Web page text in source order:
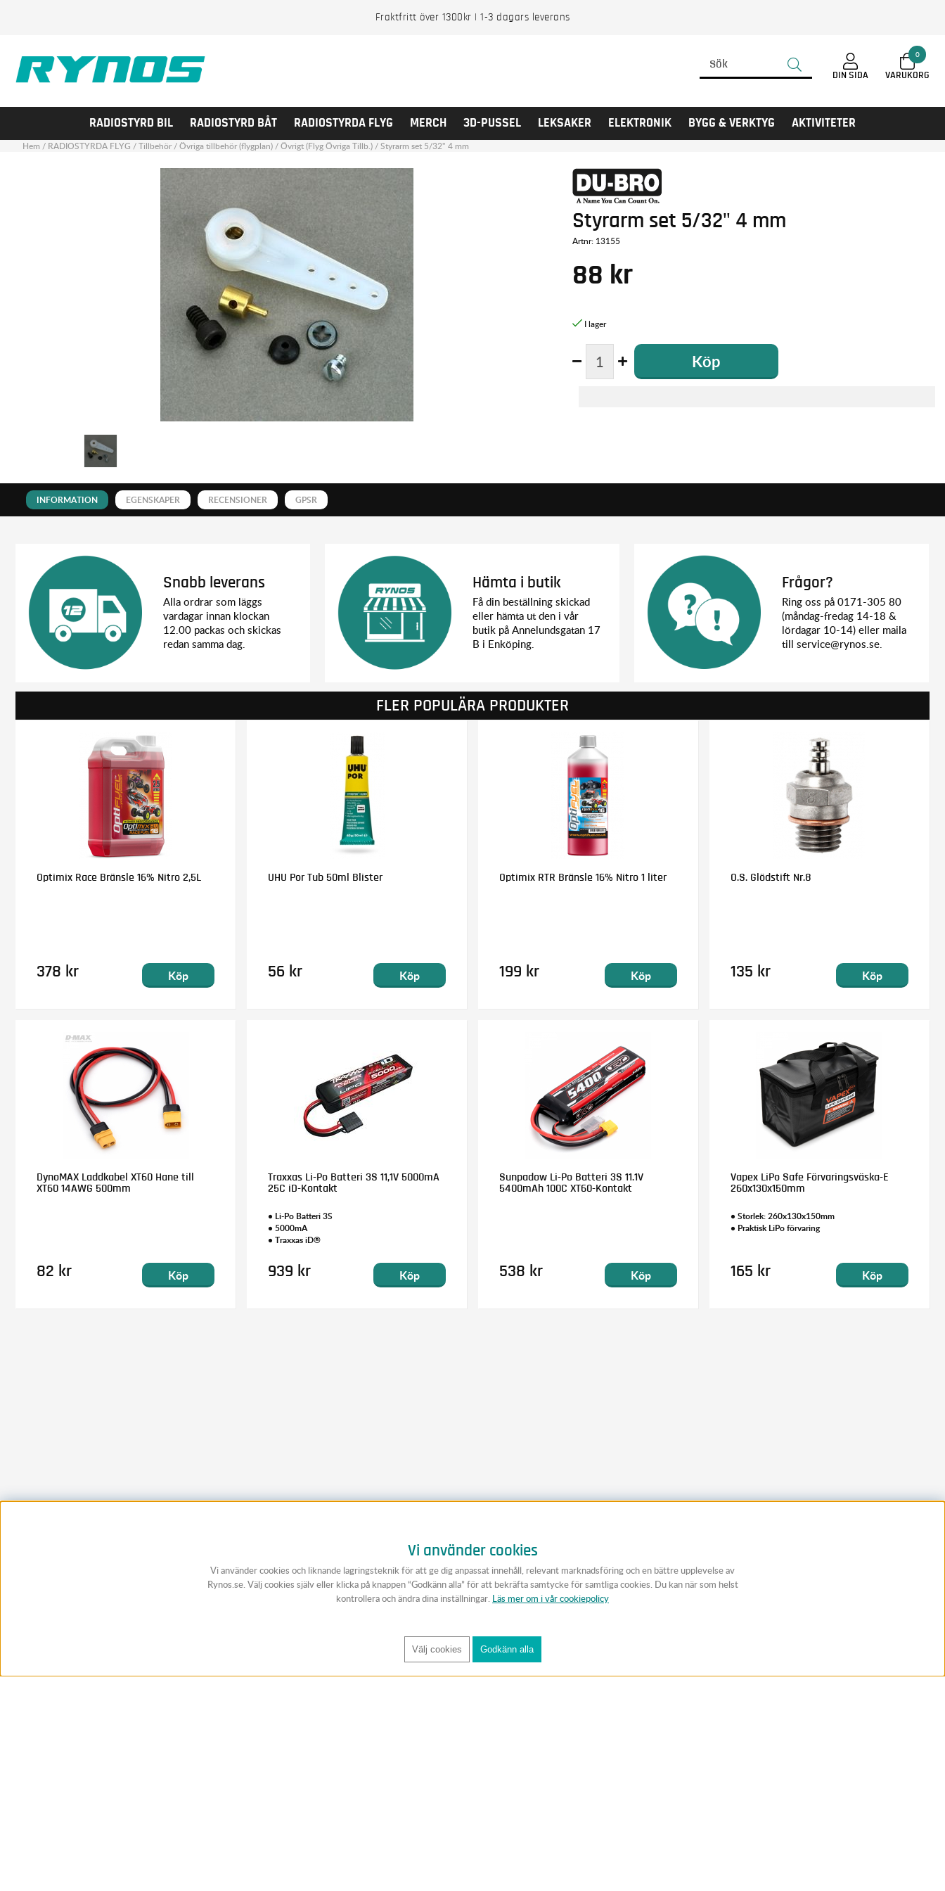
Fraktfritt över 1300kr | 1-3 dagars leverans
0
DIN SIDA
RADIOSTYRD BIL RADIOSTYRD BÅT RADIOSTYRDA FLYG MERCH 3D-PUSSEL LEKSAKER ELEKTRONIK BYGG & VERKTYG AKTIVITETER
Hem / RADIOSTYRDA FLYG /Tillbehör/Övriga tillbehör (flygplan)/Övrigt (Flyg Övriga Tillb.)/Styrarm set 5/32" 4 mm
Styrarm set 5/32" 4 mm
Artnr: 13155
88 kr
Köp
INFORMATION EGENSKAPER RECENSIONER GPSR
Snabb leverans
Alla ordrar som läggs
vardagar innan klockan
12.00 packas och skickas
redan samma dag.
Hämta i butik
Få din beställning skickad
eller hämta ut den i vår
butik på Annelundsgatan 17
B i Enköping.
Frågor?
Ring oss på 0171-305 80
(måndag-fredag 14-18 &
lördagar 10-14) eller maila
till service@rynos.se.
FLER POPULÄRA PRODUKTER
Optimix Race Bränsle 16% Nitro 2,5L
378 kr Köp
UHU Por Tub 50ml Blister
56 kr Köp
Optimix RTR Bränsle 16% Nitro 1 liter
199 kr Köp
O.S. Glödstift Nr.8
135 kr Köp
DynoMAX Laddkabel XT60 Hane till
XT60 14AWG 500mm
82 kr Köp
Traxxas Li-Po Batteri 3S 11,1V 5000mA
25C iD-Kontakt
• Li-Po Batteri 3S
• 5000mA
• Traxxas iD®
939 kr Köp
Sunpadow Li-Po Batteri 3S 11.1V
5400mAh 100C XT60-Kontakt
538 kr Köp
Vapex LiPo Safe Förvaringsväska-E
260x130x150mm
• Storlek: 260x130x150mm
• Praktisk LiPo förvaring
165 kr Köp
Vi använder cookies
Vi använder cookies och liknande lagringsteknik för att ge dig anpassat innehåll, relevant marknadsföring och en bättre upplevelse av
Rynos.se. Välj cookies själv eller klicka på knappen “Godkänn alla” för att bekräfta samtycke för samtliga cookies. Du kan när som helst
kontrollera och ändra dina inställningar. Läs mer om i vår cookiepolicy
Välj cookies Godkänn alla